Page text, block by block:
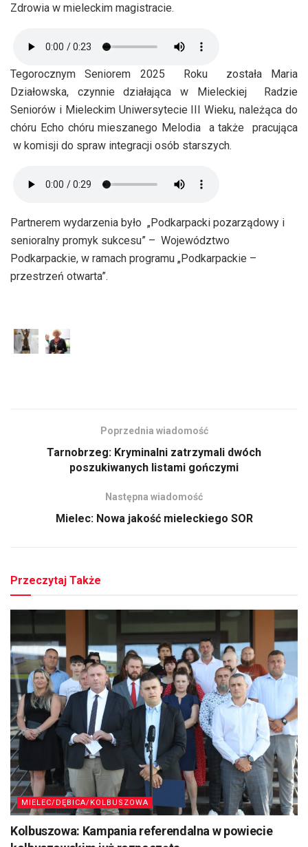
Zdrowia w mieleckim magistracie.
Tegorocznym Seniorem 2025 Roku została Maria
Działowska, czynnie działająca w Mieleckiej Radzie
Seniorów i Mieleckim Uniwersytecie III Wieku, należąca do
chóru Echo chóru mieszanego Melodia a także pracująca
w komisji do spraw integracji osób starszych.
Partnerem wydarzenia było „Podkarpacki pozarządowy i
senioralny promyk sukcesu” – Województwo
Podkarpackie, w ramach programu „Podkarpackie –
przestrzeń otwarta”.
Poprzednia wiadomość
Tarnobrzeg: Kryminalni zatrzymali dwóch
poszukiwanych listami gończymi
Następna wiadomość
Mielec: Nowa jakość mieleckiego SOR
Przeczytaj Także
MIELEC/DĘBICA/KOLBUSZOWA
Kolbuszowa: Kampania referendalna w powiecie